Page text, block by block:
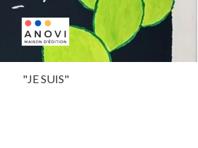
"JE SUIS"